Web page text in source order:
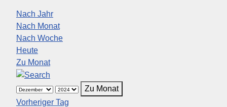
Nach Jahr
Nach Monat
Nach Woche
Heute
Zu Monat
Zu Monat
Vorheriger Tag